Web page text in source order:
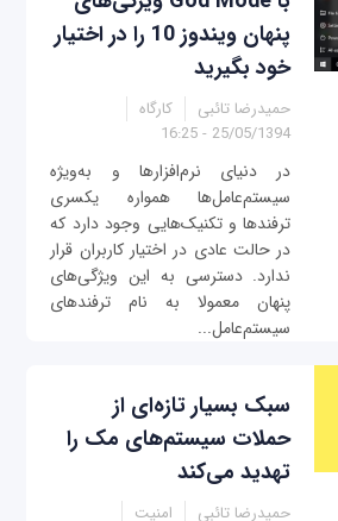
پنهان ویندوز 10 را در اختیار
خود بگیرید
حمیدرضا تائبی
کارگاه
25/05/1394 - 16:25
در دنیای نرم‌افزارها و به‌ویژه
سیستم‌عامل‌ها همواره یکسری
ترفندها و تکنیک‌هایی وجود دارد که
در حالت عادی در اختیار کاربران قرار
ندارد. دسترسی به این ویژگی‌های
پنهان معمولا به نام ترفندهای
سیستم‌عامل...
سبک‌ بسیار تازه‌ای از
حملات سیستم‌های مک را
تهدید می‌کند
حمیدرضا تائبی
امنیت